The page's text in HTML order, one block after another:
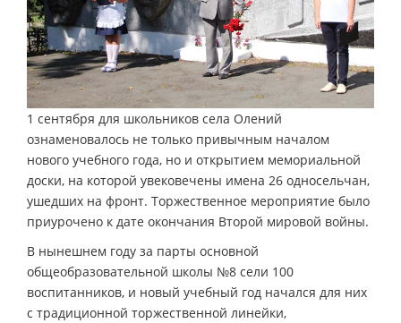
1 сентября для школьников села Олений
ознаменовалось не только привычным началом
нового учебного года, но и открытием мемориальной
доски, на которой увековечены имена 26 односельчан,
ушедших на фронт. Торжественное мероприятие было
приурочено к дате окончания Второй мировой войны.
В нынешнем году за парты основной
общеобразовательной школы №8 сели 100
воспитанников, и новый учебный год начался для них
с традиционной торжественной линейки,